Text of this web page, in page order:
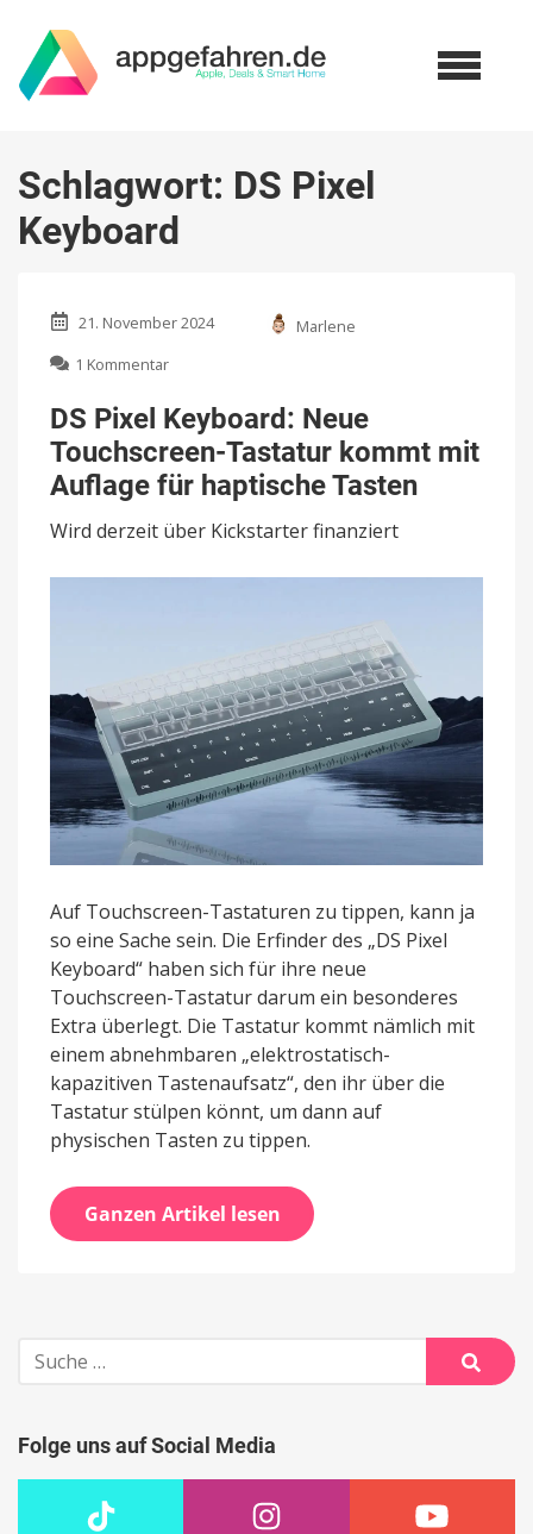
Schlagwort: DS Pixel
Keyboard
21. November 2024
Marlene
1 Kommentar
Pixel
Keyboard:
Neue
Touchscreen-
Tastatur
kommt
mit
DS Pixel Keyboard: Neue
Touchscreen-Tastatur kommt mit
Auflage für haptische Tasten
Wird derzeit über Kickstarter finanziert
Auf Touchscreen-Tastaturen zu tippen, kann ja
so eine Sache sein. Die Erfinder des „DS Pixel
Keyboard“ haben sich für ihre neue
Touchscreen-Tastatur darum ein besonderes
Extra überlegt. Die Tastatur kommt nämlich mit
einem abnehmbaren „elektrostatisch-
kapazitiven Tastenaufsatz“, den ihr über die
Tastatur stülpen könnt, um dann auf
physischen Tasten zu tippen.
Ganzen Artikel lesen
Suche
nach:
Suche
Folge uns auf Social Media